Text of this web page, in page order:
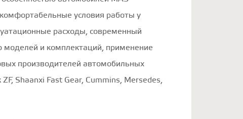
условия работы у
расходы, современный
и комплектаций, применение
производителей автомобильных
Shaanxi Fast Gear, Cummins, Mersedes,